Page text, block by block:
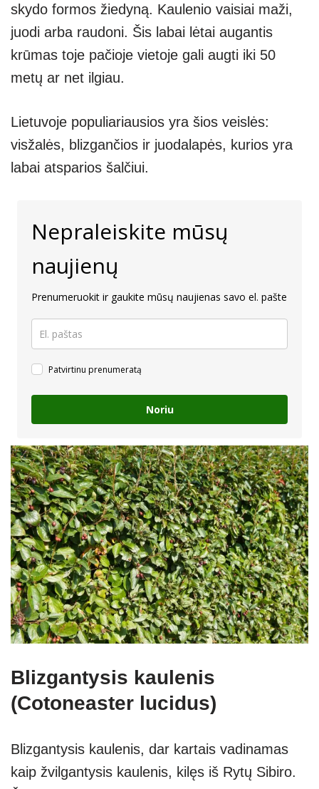
skydo formos žiedyną. Kaulenio vaisiai maži,
juodi arba raudoni. Šis labai lėtai augantis
krūmas toje pačioje vietoje gali augti iki 50
metų ar net ilgiau.
Lietuvoje populiariausios yra šios veislės:
visžalės, blizgančios ir juodalapės, kurios yra
labai atsparios šalčiui.
Nepraleiskite mūsų
naujienų
Prenumeruokit ir gaukite mūsų naujienas savo el. pašte
Patvirtinu prenumeratą
Noriu
Blizgantysis kaulenis
(Cotoneaster lucidus)
Blizgantysis kaulenis, dar kartais vadinamas
kaip žvilgantysis kaulenis, kilęs iš Rytų Sibiro.